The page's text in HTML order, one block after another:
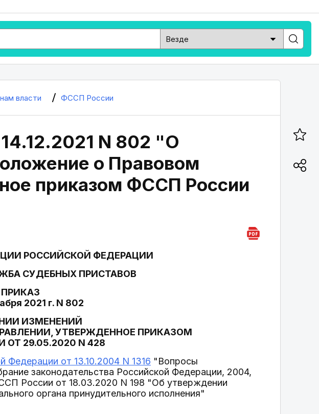
власти ФССП России
N 802 "О
о Правовом
приказом ФССП России
РОССИЙСКОЙ ФЕДЕРАЦИИ
СУДЕБНЫХ ПРИСТАВОВ
ПРИКАЗ
2021 г. N 802
ИЗМЕНЕНИЙ
УТВЕРЖДЕННОЕ ПРИКАЗОМ
29.05.2020 N 428
Федерации от 13.10.2004 N 1316 "Вопросы
законодательства Российской Федерации, 2004,
России от 18.03.2020 N 198 "Об утверждении
органа принудительного исполнения"